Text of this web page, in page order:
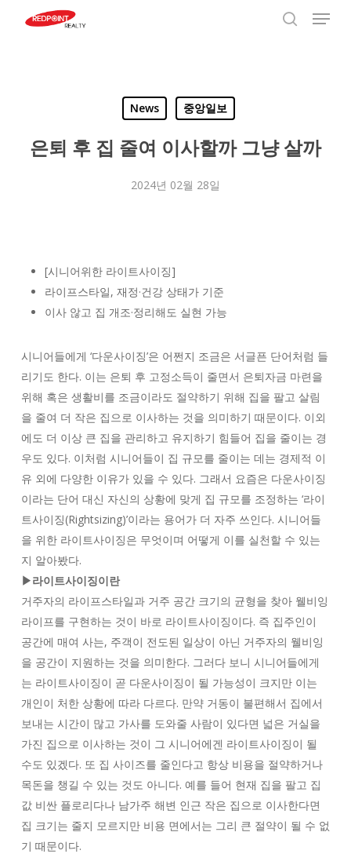
Menu
News 중앙일보
은퇴 후 집 줄여 이사할까 그냥 살까
2024년 02월 28일
[시니어위한 라이트사이징]
라이프스타일, 재정·건강 상태가 기준
이사 않고 집 개조·정리해도 실현 가능
시니어들에게 ‘다운사이징’은 어쩐지 조금은 서글픈 단어처럼 들
리기도 한다. 이는 은퇴 후 고정소득이 줄면서 은퇴자금 마련을
위해 혹은 생활비를 조금이라도 절약하기 위해 집을 팔고 살림
을 줄여 더 작은 집으로 이사하는 것을 의미하기 때문이다. 이외
에도 더 이상 큰 집을 관리하고 유지하기 힘들어 집을 줄이는 경
우도 있다. 이처럼 시니어들이 집 규모를 줄이는 데는 경제적 이
유 외에 다양한 이유가 있을 수 있다. 그래서 요즘은 다운사이징
이라는 단어 대신 자신의 상황에 맞게 집 규모를 조정하는 ‘라이
트사이징(Rightsizing)’이라는 용어가 더 자주 쓰인다. 시니어들
을 위한 라이트사이징은 무엇이며 어떻게 이를 실천할 수 있는
지 알아봤다.
▶라이트사이징이란
거주자의 라이프스타일과 거주 공간 크기의 균형을 찾아 웰비잉
라이프를 구현하는 것이 바로 라이트사이징이다. 즉 집주인이
공간에 매여 사는, 주객이 전도된 일상이 아닌 거주자의 웰비잉
을 공간이 지원하는 것을 의미한다. 그러다 보니 시니어들에게
는 라이트사이징이 곧 다운사이징이 될 가능성이 크지만 이는
개인이 처한 상황에 따라 다르다. 만약 거동이 불편해서 집에서
보내는 시간이 많고 가사를 도와줄 사람이 있다면 넓은 거실을
가진 집으로 이사하는 것이 그 시니어에겐 라이트사이징이 될
수도 있겠다. 또 집 사이즈를 줄인다고 항상 비용을 절약하거나
목돈을 챙길 수 있는 것도 아니다. 예를 들어 현재 집을 팔고 집
값 비싼 플로리다나 남가주 해변 인근 작은 집으로 이사한다면
집 크기는 줄지 모르지만 비용 면에서는 그리 큰 절약이 될 수 없
기 때문이다.